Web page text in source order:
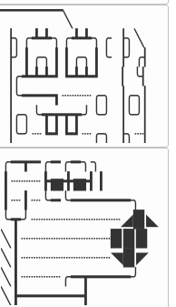
▔▔▔▔▔╲
▕╮╭┻┻╮╭┻┻╮╭▕╮╲
▕╯┃╭╮┃┃╭╮┃╰▕╯╭▏
▕╭┻┻┻┛┗┻┻┛  ▕  ╰▏
▕╰━━━┓┈┈┈╭╮▕╭╮▏
▕╭╮╰┳┳┳┳╯╰╯▕╰╯▏
▕╰╯┈┗┛┗┛┈╭╮▕╮┈▏
╭━┳━╭━╭━╮╮
┃┈┈┈┣▅╋▅┫┃
┃┈┃┈╰━╰━━━━━━╮
╰┳╯┈┈┈┈┈┈┈┈┈◢▉◣
╲┃┈┈┈┈┈┈┈┈┈▉▉▉
╲┃┈┈┈┈┈┈┈┈┈◥▉◤
╲┃┈┈┈┈╭━┳━━━━╯
╲┣━━━━━━┫﻿